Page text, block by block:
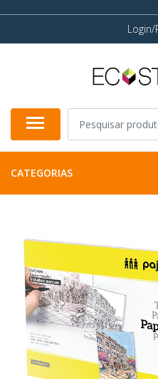
Login/
CATEGORIAS